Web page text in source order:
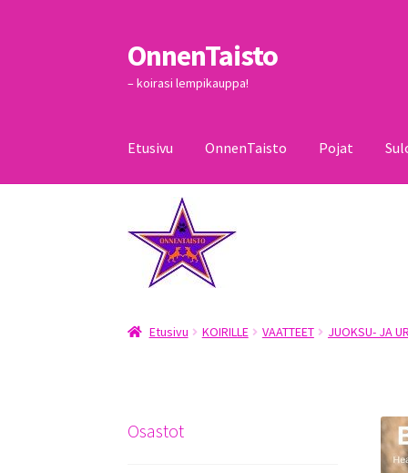
Siirry
navigointiin
Siirry
sisältöön
OnnenTaisto
– koirasi lempikauppa!
Etusivu OnnenTaisto Pojat
Kassa
Etusivu KOIRILLE VAATTEET JUOKSU- JA
Osastot